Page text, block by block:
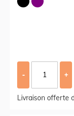
- +
Livraison offerte